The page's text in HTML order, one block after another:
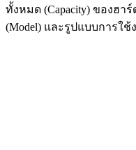
ทั้งหมด (Capacity) ของฮา
(Model) และรูปแบบการใช้